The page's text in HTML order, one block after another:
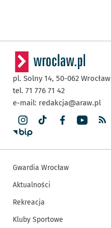
pl. Solny 14, 50-062 Wrocław
tel. 71 776 71 42
e-mail: redakcja@araw.pl
Gwardia Wrocław
Aktualności
Rekreacja
Kluby Sportowe